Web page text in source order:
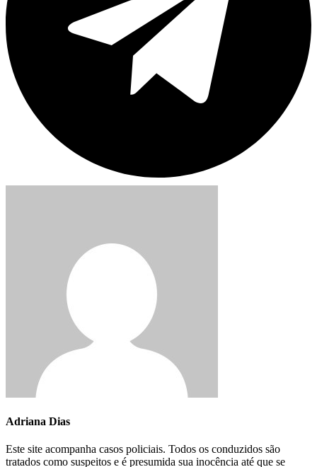
Adriana Dias
Este site acompanha casos policiais. Todos os conduzidos são
tratados como suspeitos e é presumida sua inocência até que se